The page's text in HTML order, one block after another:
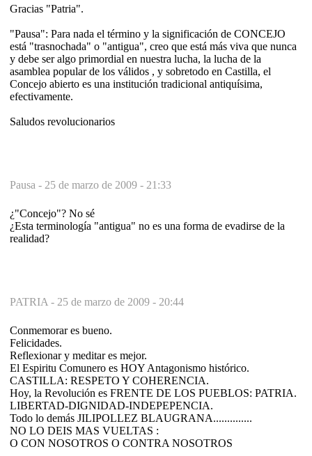
Gracias "Patria".
"Pausa": Para nada el término y la significación de CONCEJO
está "trasnochada" o "antigua", creo que está más viva que nunca
y debe ser algo primordial en nuestra lucha, la lucha de la
asamblea popular de los válidos , y sobretodo en Castilla, el
Concejo abierto es una institución tradicional antiquísima,
efectivamente.
Saludos revolucionarios
Pausa - 25 de marzo de 2009 - 21:33
¿"Concejo"? No sé
¿Esta terminología "antigua" no es una forma de evadirse de la
realidad?
PATRIA - 25 de marzo de 2009 - 20:44
Conmemorar es bueno.
Felicidades.
Reflexionar y meditar es mejor.
El Espiritu Comunero es HOY Antagonismo histórico.
CASTILLA: RESPETO Y COHERENCIA.
Hoy, la Revolución es FRENTE DE LOS PUEBLOS: PATRIA.
LIBERTAD-DIGNIDAD-INDEPEPENCIA.
Todo lo demás JILIPOLLEZ BLAUGRANA..............
NO LO DEIS MAS VUELTAS :
O CON NOSOTROS O CONTRA NOSOTROS